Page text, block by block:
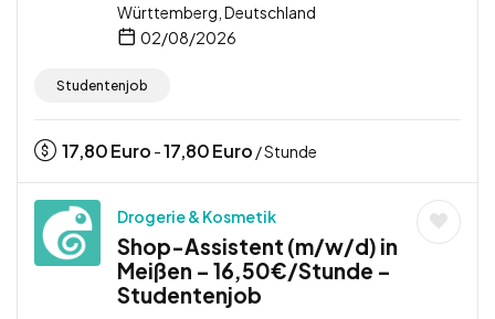
Württemberg, Deutschland
02/08/2026
Studentenjob
17,80Euro -17,80Euro / Stunde
Drogerie & Kosmetik
Shop-Assistent (m/w/d) in
Meißen – 16,50€/Stunde –
Studentenjob